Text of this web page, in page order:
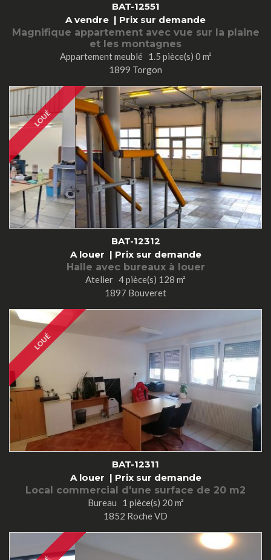
BAT-12551
A vendre | Prix sur demande
Magnifique appartement avec vue sur la plaine
et les montagnes
Appartement meublé 1.5 pièce(s) 0 m²
1899 Torgon
LOUÉ
BAT-12312
A louer | Prix sur demande
Halle avec bureaux à louer
Atelier 4 pièce(s) 128 m²
1897 Bouveret
LOUÉ
BAT-12311
A louer | Prix sur demande
Local commercial d'une surface de 20 m2
Bureau 1 pièce(s) 20 m²
1852 Roche VD